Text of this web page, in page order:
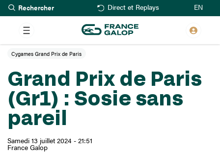
Aller
au
contenu
principal
Rechercher Direct et Replays EN
Grand Prix de Paris
(Gr1) : Sosie sans
pareil
Samedi 13 juillet 2024 - 21:51
France Galop
Cygames Grand Prix de Paris